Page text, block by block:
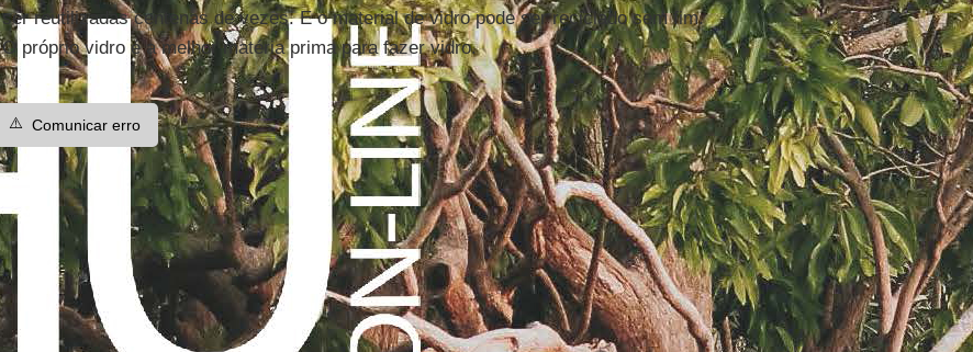
ser reutilizadas centenas de vezes. E o material de vidro pode ser reciclado sem fim.
O próprio vidro é a melhor matéria prima para fazer vidro.
⚠️ Comunicar erro